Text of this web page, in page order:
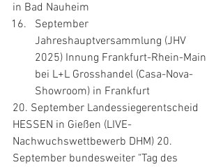
in Bad Nauheim
September
Jahreshauptversammlung (JHV
2025) Innung Frankfurt-Rhein-Main
bei L+L Grosshandel (Casa-Nova-
Showroom) in Frankfurt
20. September Landessiegerentscheid
HESSEN in Gießen (LIVE-
Nachwuchswettbewerb DHM) 20.
September bundesweiter "Tag des